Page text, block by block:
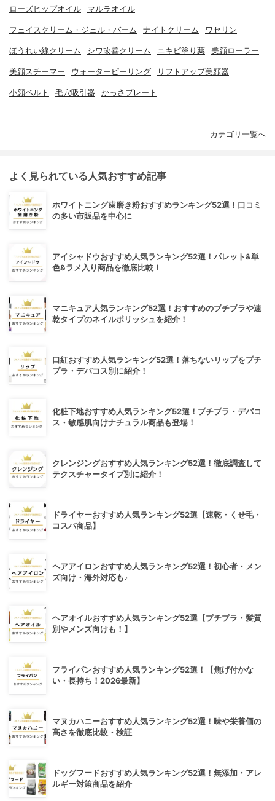
ローズヒップオイル マルラオイル
フェイスクリーム・ジェル・バーム ナイトクリーム ワセリン
ほうれい線クリーム シワ改善クリーム ニキビ塗り薬 美顔ローラー
美顔スチーマー ウォーターピーリング リフトアップ美顔器
小顔ベルト 毛穴吸引器 かっさプレート
カテゴリ一覧へ
よく見られている人気おすすめ記事
ホワイトニング歯磨き粉おすすめランキング52選！口コミ
の多い市販品を中心に
アイシャドウおすすめ人気ランキング52選！パレット&単
色&ラメ入り商品を徹底比較！
マニキュア人気ランキング52選！おすすめのプチプラや速
乾タイプのネイルポリッシュを紹介！
口紅おすすめ人気ランキング52選！落ちないリップをプチ
プラ・デパコス別に紹介！
化粧下地おすすめ人気ランキング52選！プチプラ・デパコ
ス・敏感肌向けナチュラル商品も登場！
クレンジングおすすめ人気ランキング52選！徹底調査して
テクスチャータイプ別に紹介！
ドライヤーおすすめ人気ランキング52選【速乾・くせ毛・
コスパ商品】
ヘアアイロンおすすめ人気ランキング52選！初心者・メン
ズ向け・海外対応も♪
ヘアオイルおすすめ人気ランキング52選【プチプラ・髪質
別やメンズ向けも！】
フライパンおすすめ人気ランキング52選！【焦げ付かな
い・長持ち！2026最新】
マヌカハニーおすすめ人気ランキング52選！味や栄養価の
高さを徹底比較・検証
ドッグフードおすすめ人気ランキング52選！無添加・アレ
ルギー対策商品を紹介